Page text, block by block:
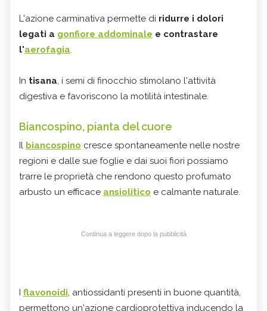
L'azione carminativa permette di ridurre i dolori
legati a gonfiore addominale e contrastare
l'aerofagia.
In tisana, i semi di finocchio stimolano l'attività
digestiva e favoriscono la motilità intestinale.
Biancospino, pianta del cuore
Il biancospino cresce spontaneamente nelle nostre
regioni e dalle sue foglie e dai suoi fiori possiamo
trarre le proprietà che rendono questo profumato
arbusto un efficace ansiolitico e calmante naturale.
Continua a leggere dopo la pubblicità
I flavonoidi, antiossidanti presenti in buone quantità,
permettono un'azione cardioprotettiva inducendo la